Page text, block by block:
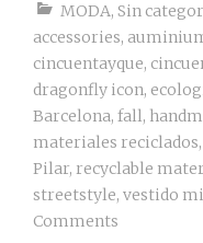
MODA, Sin
accessories,
cincuentayque,
dragonfly icon,
Barcelona, fall,
materiales reciclados,
Pilar, recyclable
streetstyle, vestido
Comments